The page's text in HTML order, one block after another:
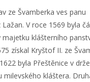
ze Švamberka ves panu
V roce 1569 byla
klášterního
získal Kryštof II. ze
byla Přeštěnice v
kláštera.